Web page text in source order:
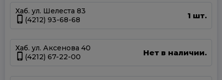
Хаб. ул. Шелеста 83
(4212) 93-68-68
1 шт.
Хаб. ул. Аксенова 40
(4212) 67-22-00
Нет в наличии.